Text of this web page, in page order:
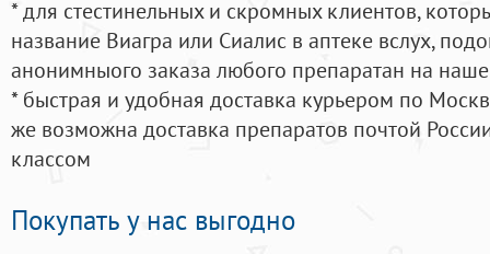
* для стестинельных и скромных клиентов,
название Виагра или Сиалис в аптеке вслух,
анонимныого заказа любого препаратан на
* быстрая и удобная доставка курьером по
же возможна доставка препаратов почтой
классом
Покупать у нас выгодно